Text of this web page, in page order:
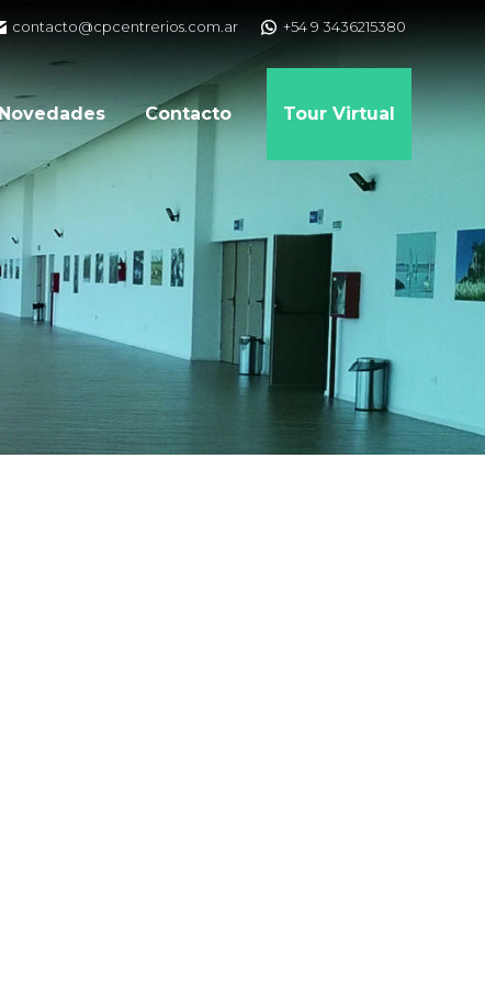
contacto@cpcentrerios.com.ar +54 9 3436215380
Novedades Contacto Tour Virtual